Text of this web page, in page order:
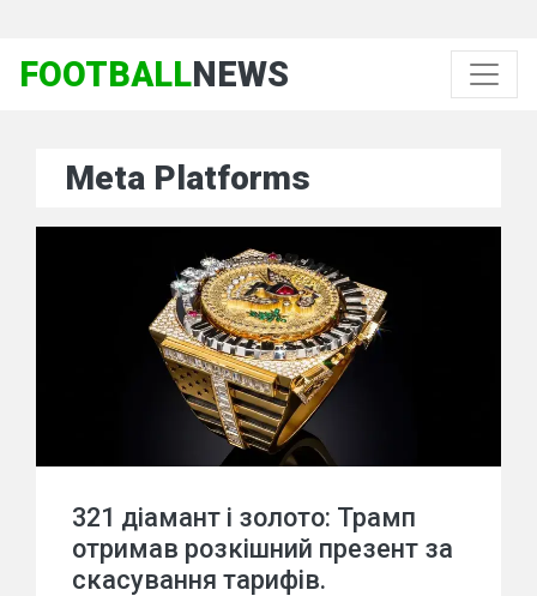
FOOTBALLNEWS
Meta Platforms
321 діамант і золото: Трамп
отримав розкішний презент за
скасування тарифів.